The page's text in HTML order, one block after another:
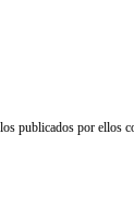
publicados por ellos